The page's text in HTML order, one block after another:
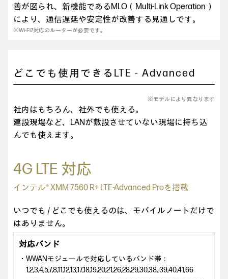
善が図られ、新機能であるMLO（Multi-Link Operation）
により、通信遅延や安定性が改善する見通しです。
※Wi-Fi7対応のルーターが必要です。
どこでも使用できるLTE - Advanced
※モデルにより異なります
社内はもちろん、社外でも使える。
建設現場など、LANが敷設させていない現場に持ち込
んでも使えます。
4G LTE 対応
インテル® XMM 7560 R+ LTE-Advanced Proを搭載
いつでも / どこでも使えるのは、モバイルノートだけで
はありません。
対応バンド
・WWANモジュールで対応しているバンド帯：
1,2,3,4,5,7,8,11,12,13,17,18,19,20,21,26,28,29,30,38,.39,40,41,66